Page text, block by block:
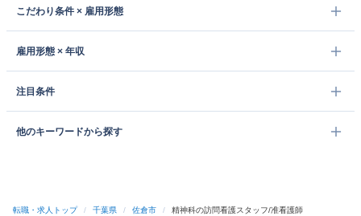
こだわり条件 × 雇用形態
雇用形態 × 年収
注目条件
他のキーワードから探す
転職・求人トップ / 千葉県 / 佐倉市 / 精神科の訪問看護スタッフ/准看護師